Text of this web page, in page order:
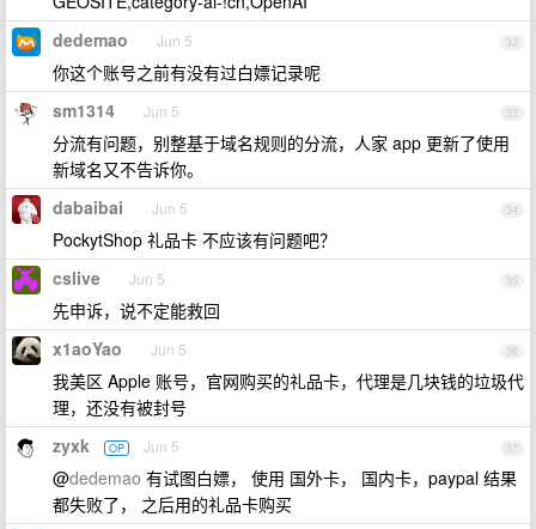
32
dedemao Jun 5
你这个账号之前有没有过白嫖记录呢
33
sm1314 Jun 5
分流有问题，别整基于域名规则的分流，人家 app 更新了使用
新域名又不告诉你。
34
dabaibai Jun 5
PockytShop 礼品卡 不应该有问题吧？
35
cslive Jun 5
先申诉，说不定能救回
36
x1aoYao Jun 5
我美区 Apple 账号，官网购买的礼品卡，代理是几块钱的垃圾代
理，还没有被封号
37
zyxk OP Jun 5
@dedemao 有试图白嫖， 使用 国外卡， 国内卡，paypal 结果
都失败了， 之后用的礼品卡购买